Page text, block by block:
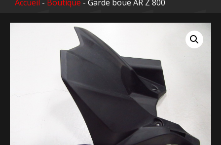
Accueil - Boutique - Garde boue AR Z 800